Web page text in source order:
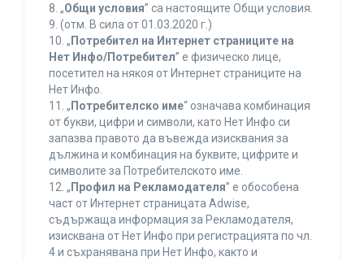
8. „Общи условия” са настоящите Общи условия.
9. (отм. В сила от 01.03.2020 г.)
10. „ Потребител на Интернет страниците на
Нет Инфо/Потребител” е физическо лице,
посетител на някоя от Интернет страниците на
Нет Инфо.
11. „ Потребителско име“ означава комбинация
от букви, цифри и символи, като Нет Инфо си
запазва правото да въвежда изисквания за
дължина и комбинация на буквите, цифрите и
символите за Потребителското име.
12. „ Профил на Рекламодателя” е обособена
част от Интернет страницата Adwise,
съдържаща информация за Рекламодателя,
изисквана от Нет Инфо при регистрацията по чл.
4 и съхранявана при Нет Инфо, както и